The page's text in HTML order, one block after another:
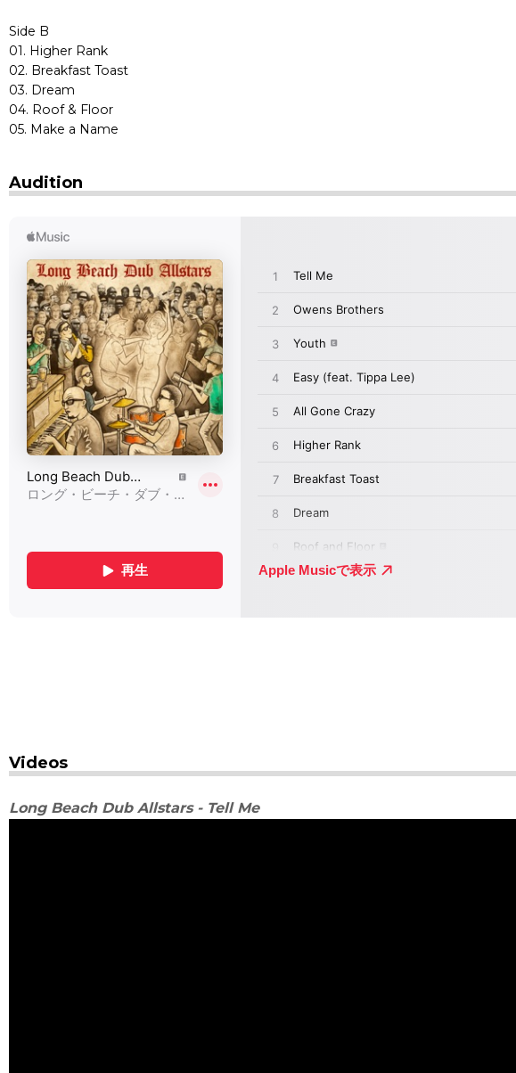
Side B
01. Higher Rank
02. Breakfast Toast
03. Dream
04. Roof & Floor
05. Make a Name
Audition
Videos
Long Beach Dub Allstars - Tell Me